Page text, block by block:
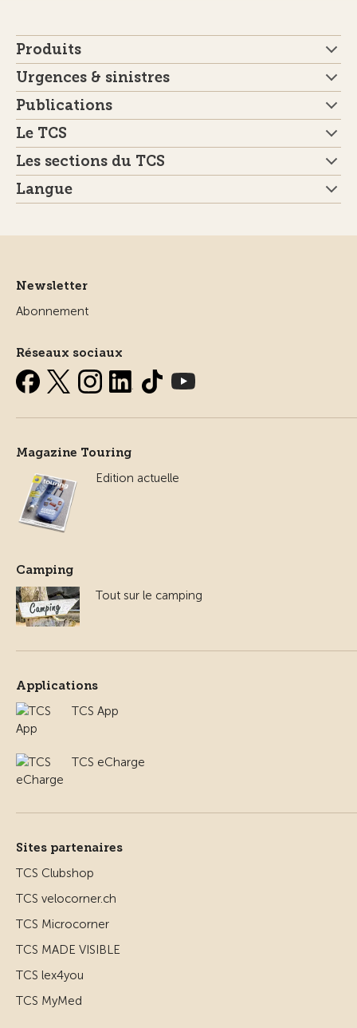
Produits
Urgences & sinistres
Publications
Le TCS
Les sections du TCS
Langue
Newsletter
Abonnement
Réseaux sociaux
Magazine Touring
Edition actuelle
Camping
Tout sur le camping
Applications
TCS App
TCS eCharge
Sites partenaires
TCS Clubshop
TCS velocorner.ch
TCS Microcorner
TCS MADE VISIBLE
TCS lex4you
TCS MyMed